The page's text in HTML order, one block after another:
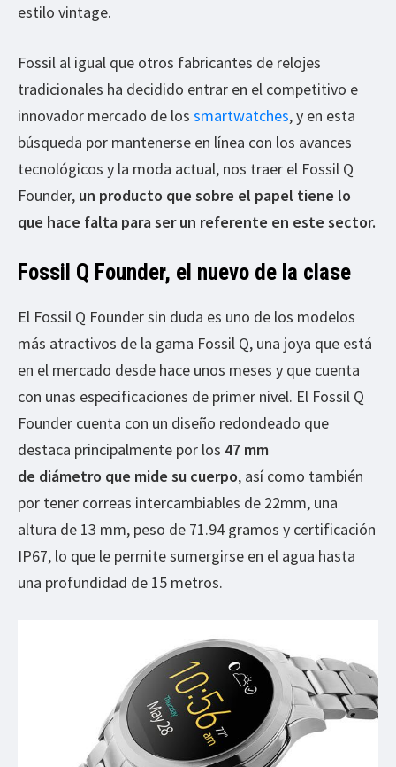
estilo vintage.
Fossil al igual que otros fabricantes de relojes
tradicionales ha decidido entrar en el competitivo e
innovador mercado de los smartwatches, y en esta
búsqueda por mantenerse en línea con los avances
tecnológicos y la moda actual, nos traer el Fossil Q
Founder, un producto que sobre el papel tiene lo
que hace falta para ser un referente en este sector.
Fossil Q Founder, el nuevo de la clase
El Fossil Q Founder sin duda es uno de los modelos
más atractivos de la gama Fossil Q, una joya que está
en el mercado desde hace unos meses y que cuenta
con unas especificaciones de primer nivel. El Fossil Q
Founder cuenta con un diseño redondeado que
destaca principalmente por los 47 mm
de diámetro que mide su cuerpo, así como también
por tener correas intercambiables de 22mm, una
altura de 13 mm, peso de 71.94 gramos y certificación
IP67, lo que le permite sumergirse en el agua hasta
una profundidad de 15 metros.